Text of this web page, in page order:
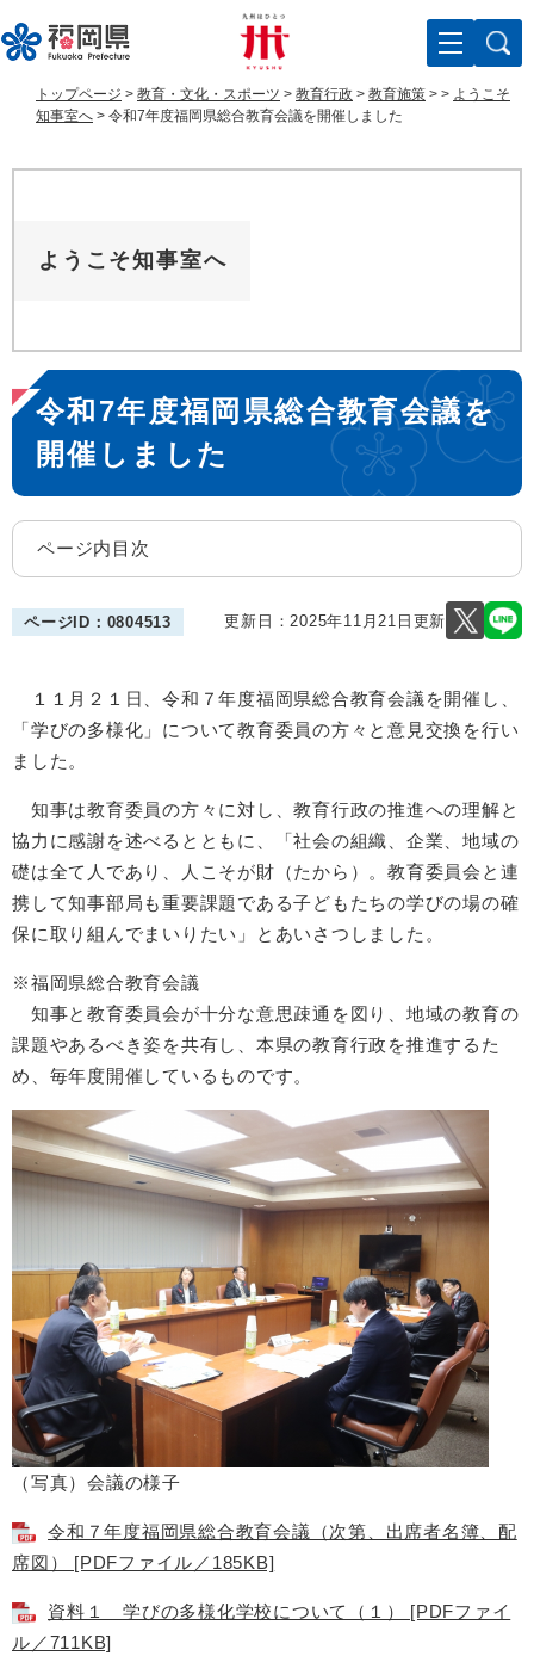
ー
ジ
ニ
ュ
トップページ > 教育・文化・スポーツ > 教育行政 > 教育施策 > > ようこそ
知事室へ > 令和7年度福岡県総合教育会議を開催しました
ようこそ知事室へ
本
文
令和7年度福岡県総合教育会議を
開催しました
ページ内目次
ページID：0804513 更新日：2025年11月21日更新
１１月２１日、令和７年度福岡県総合教育会議を開催し、
「学びの多様化」について教育委員の方々と意見交換を行い
ました。
知事は教育委員の方々に対し、教育行政の推進への理解と
協力に感謝を述べるとともに、「社会の組織、企業、地域の
礎は全て人であり、人こそが財（たから）。教育委員会と連
携して知事部局も重要課題である子どもたちの学びの場の確
保に取り組んでまいりたい」とあいさつしました。
※福岡県総合教育会議
知事と教育委員会が十分な意思疎通を図り、地域の教育の
課題やあるべき姿を共有し、本県の教育行政を推進するた
め、毎年度開催しているものです。
（写真）会議の様子
令和７年度福岡県総合教育会議（次第、出席者名簿、配
席図） [PDFファイル／185KB]
資料１ 学びの多様化学校について（１） [PDFファイ
ル／711KB]